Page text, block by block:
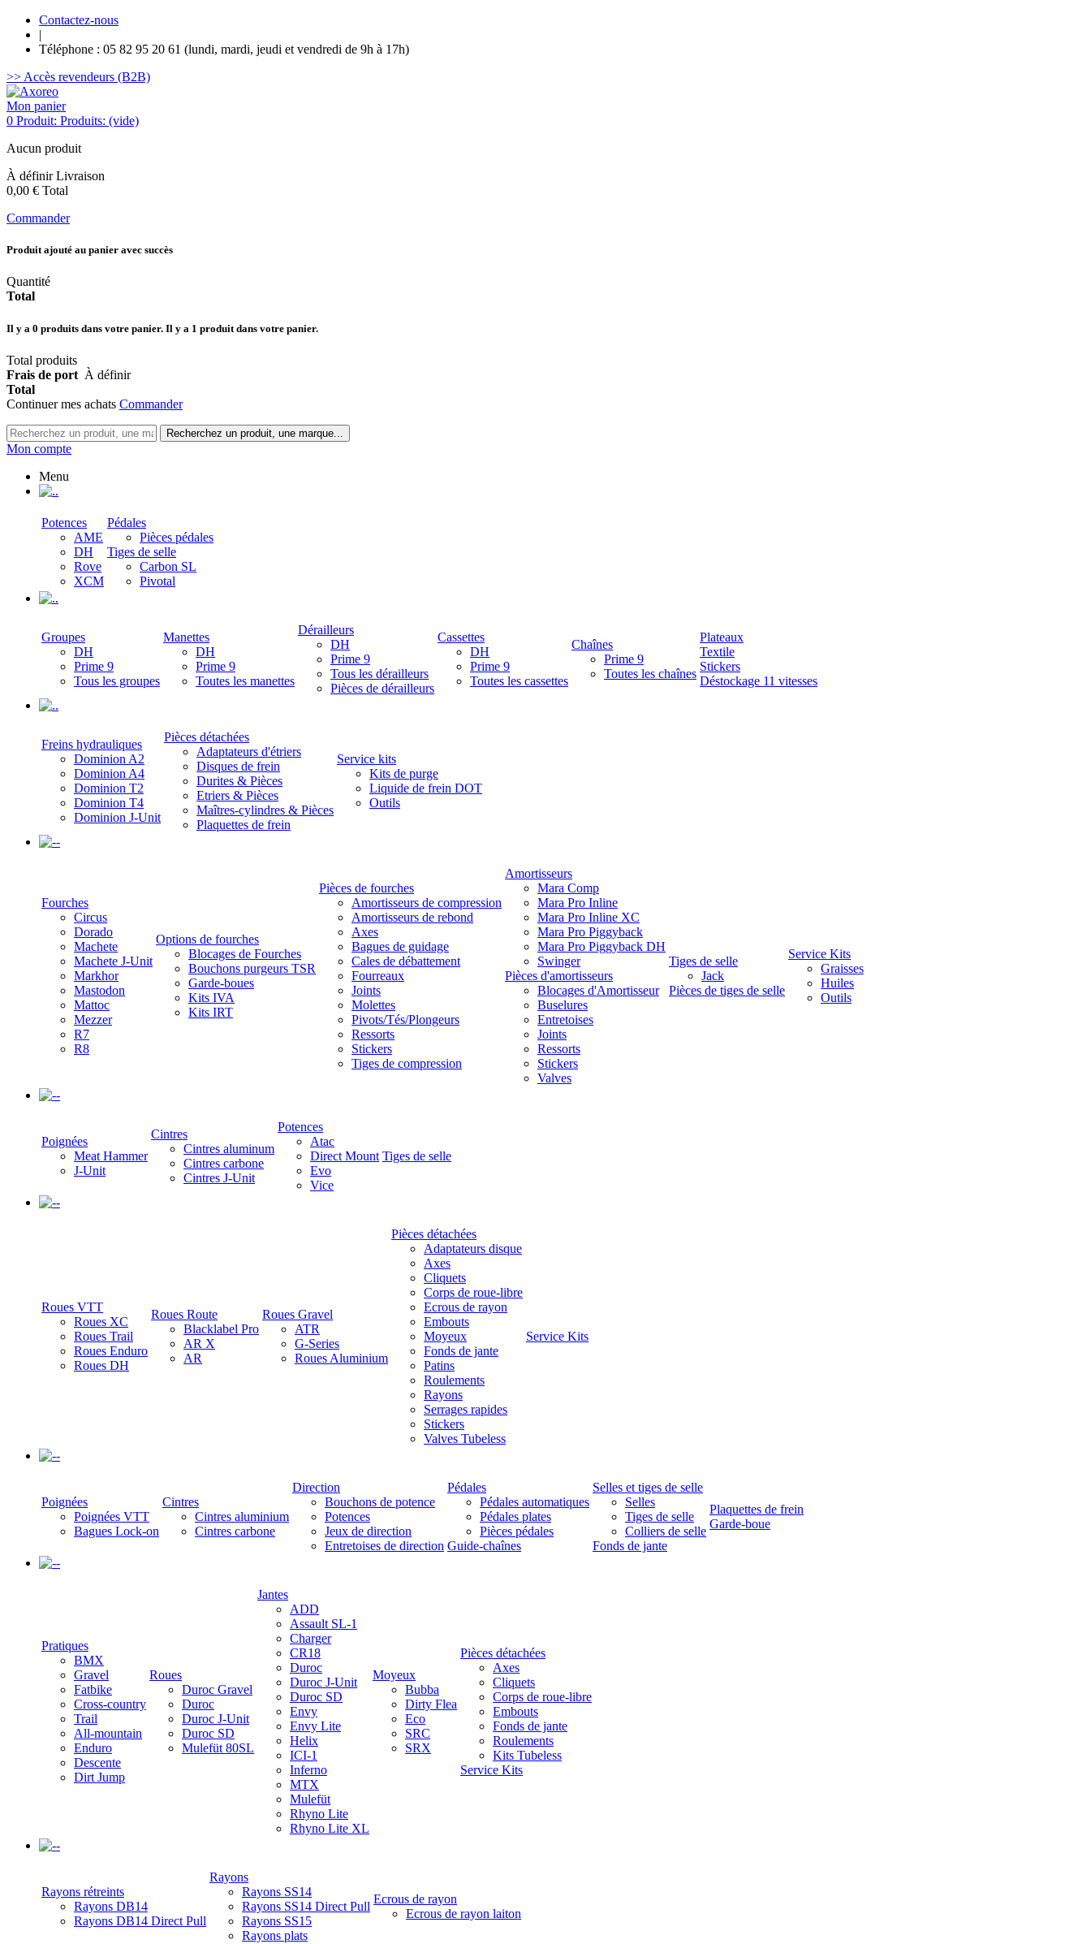
Contactez-nous
|
Téléphone : 05 82 95 20 61 (lundi, mardi, jeudi et vendredi de 9h à 17h)
>> Accès revendeurs (B2B)
Mon panier
0 Produit: Produits: (vide)
Aucun produit
À définirLivraison
0,00 € Total
Commander
Produit ajouté au panier avec succès
Quantité
Total
Il y a 0 produits dans votre panier. Il y a 1 produit dans votre panier.
Total produits
Frais de port À définir
Total
Continuer mes achats Commander
Recherchez un produit, une marque...
Mon compte
Menu
.
Potences
AME
DH
Rove
XCM
Pédales
Pièces pédales
Tiges de selle
Carbon SL
Pivotal
.
Groupes
DH
Prime 9
Tous les groupes
Manettes
DH
Prime 9
Toutes les manettes
Dérailleurs
DH
Prime 9
Tous les dérailleurs
Pièces de dérailleurs
Cassettes
DH
Prime 9
Toutes les cassettes
Chaînes
Prime 9
Toutes les chaînes
Plateaux
Textile
Stickers
Déstockage 11 vitesses
.
Freins hydrauliques
Dominion A2
Dominion A4
Dominion T2
Dominion T4
Dominion J-Unit
Pièces détachées
Adaptateurs d'étriers
Disques de frein
Durites & Pièces
Etriers & Pièces
Maîtres-cylindres & Pièces
Plaquettes de frein
Service kits
Kits de purge
Liquide de frein DOT
Outils
-
Fourches
Circus
Dorado
Machete
Machete J-Unit
Markhor
Mastodon
Mattoc
Mezzer
R7
R8
Options de fourches
Blocages de Fourches
Bouchons purgeurs TSR
Garde-boues
Kits IVA
Kits IRT
Pièces de fourches
Amortisseurs de compression
Amortisseurs de rebond
Axes
Bagues de guidage
Cales de débattement
Fourreaux
Joints
Molettes
Pivots/Tés/Plongeurs
Ressorts
Stickers
Tiges de compression
Amortisseurs
Mara Comp
Mara Pro Inline
Mara Pro Inline XC
Mara Pro Piggyback
Mara Pro Piggyback DH
Swinger
Pièces d'amortisseurs
Blocages d'Amortisseur
Buselures
Entretoises
Joints
Ressorts
Stickers
Valves
Tiges de selle
Jack
Pièces de tiges de selle
Service Kits
Graisses
Huiles
Outils
-
Poignées
Meat Hammer
J-Unit
Cintres
Cintres aluminum
Cintres carbone
Cintres J-Unit
Potences
Atac
Direct Mount
Evo
Vice
Tiges de selle
-
Roues VTT
Roues XC
Roues Trail
Roues Enduro
Roues DH
Roues Route
Blacklabel Pro
AR X
AR
Roues Gravel
ATR
G-Series
Roues Aluminium
Pièces détachées
Adaptateurs disque
Axes
Cliquets
Corps de roue-libre
Ecrous de rayon
Embouts
Moyeux
Fonds de jante
Patins
Roulements
Rayons
Serrages rapides
Stickers
Valves Tubeless
Service Kits
-
Poignées
Poignées VTT
Bagues Lock-on
Cintres
Cintres aluminium
Cintres carbone
Direction
Bouchons de potence
Potences
Jeux de direction
Entretoises de direction
Pédales
Pédales automatiques
Pédales plates
Pièces pédales
Guide-chaînes
Selles et tiges de selle
Selles
Tiges de selle
Colliers de selle
Fonds de jante
Plaquettes de frein
Garde-boue
-
Pratiques
BMX
Gravel
Fatbike
Cross-country
Trail
All-mountain
Enduro
Descente
Dirt Jump
Roues
Duroc Gravel
Duroc
Duroc J-Unit
Duroc SD
Mulefüt 80SL
Jantes
ADD
Assault SL-1
Charger
CR18
Duroc
Duroc J-Unit
Duroc SD
Envy
Envy Lite
Helix
ICI-1
Inferno
MTX
Mulefüt
Rhyno Lite
Rhyno Lite XL
Moyeux
Bubba
Dirty Flea
Eco
SRC
SRX
Pièces détachées
Axes
Cliquets
Corps de roue-libre
Embouts
Fonds de jante
Roulements
Kits Tubeless
Service Kits
-
Rayons rétreints
Rayons DB14
Rayons DB14 Direct Pull
Rayons
Rayons SS14
Rayons SS14 Direct Pull
Rayons SS15
Rayons plats
Ecrous de rayon
Ecrous de rayon laiton